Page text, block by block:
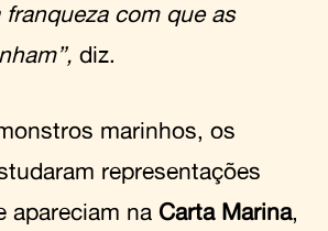
com que as
diz.
marinhos, os
representações
apareciam na Carta Marina